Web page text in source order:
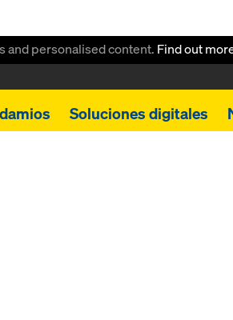
and personalised content. Find out
Soluciones digitales